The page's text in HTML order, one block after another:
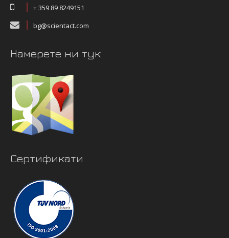
+ 359 89 8249151
bg@scientact.com
Намерете ни тук
Сертификати